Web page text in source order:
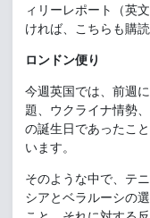
ィリーレポート（英
ければ、こちらも購読
ロンドン便り
今週英国では、前週
題、ウクライナ情勢
の誕生日であったこ
います。
そのような中で、テ
シアとベラルーシの